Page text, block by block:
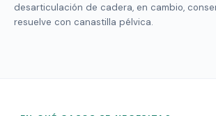
desarticulación de cadera, en cambio,
resuelve con canastilla pélvica.